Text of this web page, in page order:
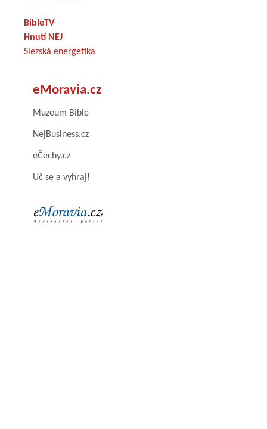
BibleTV
Hnutí NEJ
Slezská energetika
eMoravia.cz
Muzeum Bible
NejBusiness.cz
eČechy.cz
Uč se a vyhraj!